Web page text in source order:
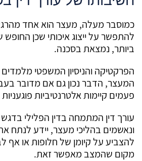
כמוסבר מעלה, מעצר הוא אחד
להתפשר על ייצוג איכותי שכן
ביותר, נמצאת בסכנה.
הפרקטיקה והניסיון המשפטי
המעצר, הדבר נכון גם אם מדובר
פעמים קיימות אלטרנטיביות
עורך דין המתמחה בדין הפלילי בדגש
ונאשמים בהליכי מעצר, יידע לנתח
להצביע על קיומן של חלופות או אף
מקום שהמצב מאפשר זאת.